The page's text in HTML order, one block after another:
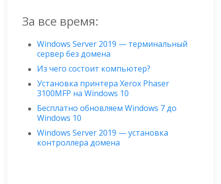
За все время:
Windows Server 2019 — терминальный
сервер без домена
Из чего состоит компьютер?
Установка принтера Xerox Phaser
3100MFP на Windows 10
Бесплатно обновляем Windows 7 до
Windows 10
Windows Server 2019 — установка
контроллера домена